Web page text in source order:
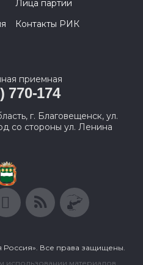
Лица партии
Контакты РИК
приемная
770-174
г. Благовещенск, ул.
со стороны ул. Ленина
Россия». Все права защищены.
использовании материалов